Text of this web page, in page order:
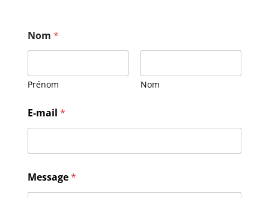
Nom *
Prénom Nom
E-mail *
o
m
Message*